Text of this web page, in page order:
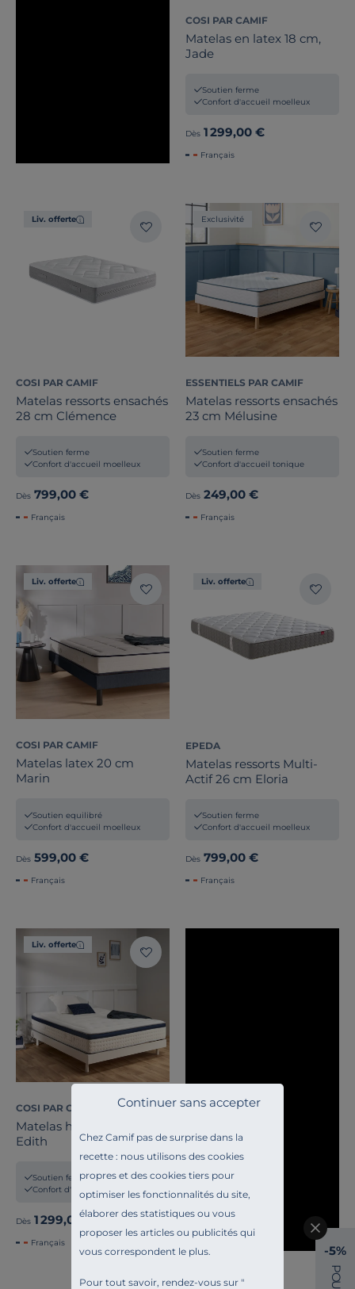
Chez Camif pas de surprise dans la
recette : nous utilisons des cookies
propres et des cookies tiers pour
optimiser les fonctionnalités du site,
élaborer des statistiques ou vous
proposer les articles ou publicités qui
vous correspondent le plus.
Pour tout savoir, rendez-vous sur "
Continuer sans accepter
COSI PAR CAMIF
Matelas en latex 18 cm,
Jade
Soutien ferme
Confort d'accueil moelleux
Dès 1 299,00 €
Français
Liv. offerte
COSI PAR CAMIF
Matelas ressorts ensachés
28 cm Clémence
Soutien ferme
Confort d'accueil moelleux
Dès 799,00 €
Français
Exclusivité
ESSENTIELS PAR CAMIF
Matelas ressorts ensachés
23 cm Mélusine
Soutien ferme
Confort d'accueil tonique
Dès 249,00 €
Français
Liv. offerte
COSI PAR CAMIF
Matelas latex 20 cm
Marin
Soutien equilibré
Confort d'accueil moelleux
Dès 599,00 €
Français
Liv. offerte
EPEDA
Matelas ressorts Multi-
Actif 26 cm Eloria
Soutien ferme
Confort d'accueil moelleux
Dès 799,00 €
Français
Liv. offerte
COSI PAR CAMIF
Matelas hybride 32 cm
Edith
Soutien ferme
Confort d'accueil enveloppant
Dès 1 299,00 €
Français
-5%
P
O
U